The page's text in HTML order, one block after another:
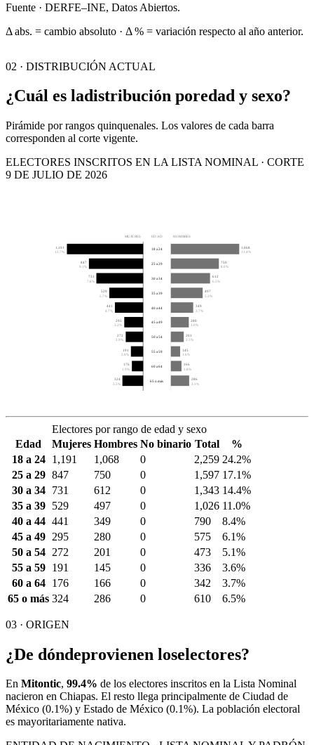
Fuente · DERFE–INE, Datos Abiertos.
Δ abs. = cambio absoluto · Δ % = variación respecto al año anterior.
02 · DISTRIBUCIÓN ACTUAL
¿Cuál es ladistribución poredad y sexo?
Pirámide por rangos quinquenales. Los valores de cada barra
corresponden al corte vigente.
ELECTORES INSCRITOS EN LA LISTA NOMINAL · CORTE
9 DE JULIO DE 2026
MUJERES EDAD HOMBRES
1,191
12.7%
1,068
11.4%
18 a 24
847
9.1%
750
8.0%
25 a 29
731
7.8%
612
6.5%
30 a 34
529
5.7%
497
5.3%
35 a 39
441
4.7%
349
3.7%
40 a 44
295
3.2%
280
3.0%
45 a 49
272
2.9%
201
2.1%
50 a 54
191
2.0%
145
1.6%
55 a 59
176
1.9%
166
1.8%
60 a 64
324
3.5%
286
3.1%
65 o más
Electores por rango de edad y sexo
Edad
Mujeres Hombres No binario Total
%
18 a 24
1,191 1,068 0 2,259 24.2%
25 a 29 847 750 0 1,597 17.1%
30 a 34
731 612 0 1,343 14.4%
35 a 39
529 497 0 1,026 11.0%
40 a 44 441 349 0 790
8.4%
45 a 49
295 280 0 575
6.1%
50 a 54
272 201 0 473
5.1%
55 a 59
191 145 0 336
3.6%
60 a 64
176 166 0 342
3.7%
65 o más 324 286 0 610 6.5%
03 · ORIGEN
¿De dóndeprovienen loselectores?
En Mitontic, 99.4% de los electores inscritos en la Lista Nominal
nacieron en Chiapas. El resto llega principalmente de Ciudad de
México (0.1%) y Estado de México (0.1%). La población electoral
es mayoritariamente nativa.